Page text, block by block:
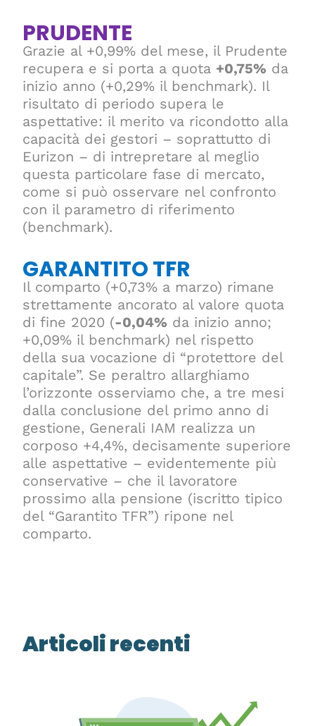
PRUDENTE
Grazie al +0,99% del mese, il Prudente
recupera e si porta a quota +0,75% da
inizio anno (+0,29% il benchmark). Il
risultato di periodo supera le
aspettative: il merito va ricondotto alla
capacità dei gestori – soprattutto di
Eurizon – di intrepretare al meglio
questa particolare fase di mercato,
come si può osservare nel confronto
con il parametro di riferimento
(benchmark).
GARANTITO TFR
Il comparto (+0,73% a marzo) rimane
strettamente ancorato al valore quota
di fine 2020 (-0,04% da inizio anno;
+0,09% il benchmark) nel rispetto
della sua vocazione di “protettore del
capitale”. Se peraltro allarghiamo
l’orizzonte osserviamo che, a tre mesi
dalla conclusione del primo anno di
gestione, Generali IAM realizza un
corposo +4,4%, decisamente superiore
alle aspettative – evidentemente più
conservative – che il lavoratore
prossimo alla pensione (iscritto tipico
del “Garantito TFR”) ripone nel
comparto.
Articoli recenti